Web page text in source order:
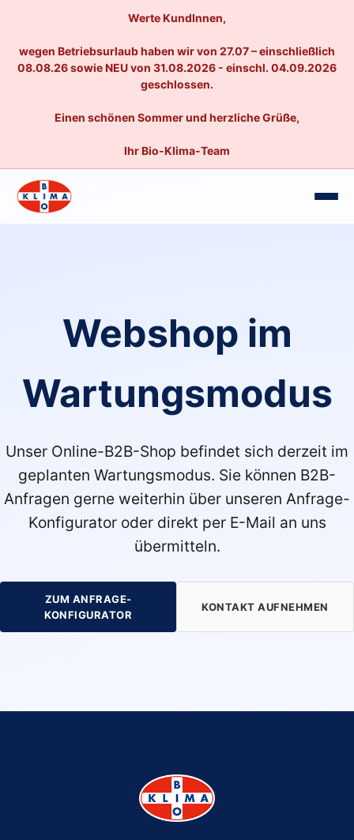
Werte KundInnen,
wegen Betriebsurlaub haben wir von 27.07 – einschließlich
08.08.26 sowie NEU von 31.08.2026 - einschl. 04.09.2026
geschlossen.
Einen schönen Sommer und herzliche Grüße,
Ihr Bio-Klima-Team
Webshop im
Wartungsmodus
Unser Online-B2B-Shop befindet sich derzeit im
geplanten Wartungsmodus. Sie können B2B-
Anfragen gerne weiterhin über unseren Anfrage-
Konfigurator oder direkt per E-Mail an uns
übermitteln.
ZUM ANFRAGE-
KONFIGURATOR
KONTAKT AUFNEHMEN